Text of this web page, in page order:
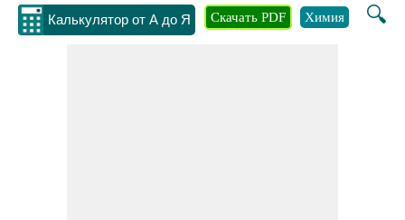
Калькулятор от А до Я 🔍
Скачать PDF Химия